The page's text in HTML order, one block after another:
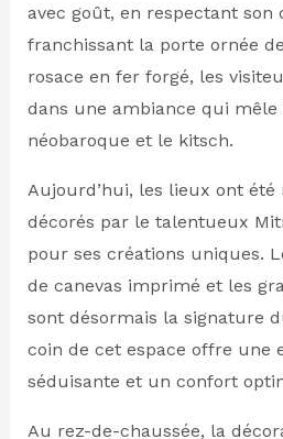
avec goût, en respectant son
franchissant la porte ornée
rosace en fer forgé, les
dans une ambiance qui
néobaroque et le kitsch.
Aujourd’hui, les lieux ont été
décorés par le talentueux
pour ses créations uniques.
de canevas imprimé et les
sont désormais la signature
coin de cet espace offre une
séduisante et un confort
Au rez-de-chaussée, la